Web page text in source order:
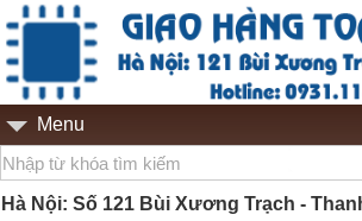
Menu
Hà Nội: Số 121 Bùi Xương Trạch -